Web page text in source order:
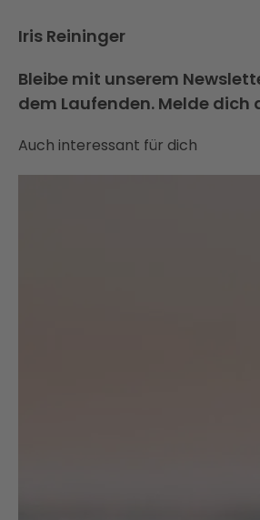
Iris Reininger
Bleibe mit unserem
dem Laufenden. Melde dich
Auch interessant für dich